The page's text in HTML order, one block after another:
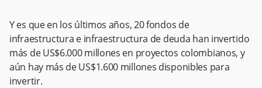
Y es que en los últimos años, 20 fondos de
infraestructura e infraestructura de deuda han invertido
más de US$6.000 millones en proyectos colombianos, y
aún hay más de US$1.600 millones disponibles para
invertir.